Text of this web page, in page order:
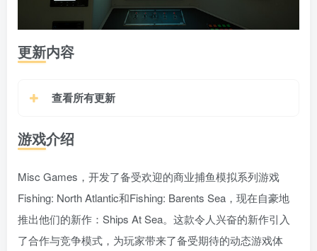
更新内容
查看所有更新
游戏介绍
Misc Games，开发了备受欢迎的商业捕鱼模拟系列游戏
Fishing: North Atlantic和Fishing: Barents Sea，现在自豪地
推出他们的新作：Ships At Sea。这款令人兴奋的新作引入
了合作与竞争模式，为玩家带来了备受期待的动态游戏体